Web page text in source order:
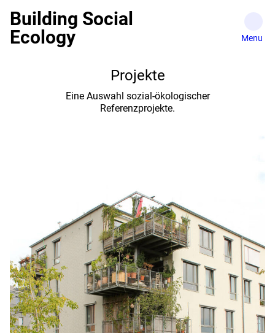
content
Building Social
Ecology
Projekte
Eine Auswahl sozial-ökologischer
Referenzprojekte.